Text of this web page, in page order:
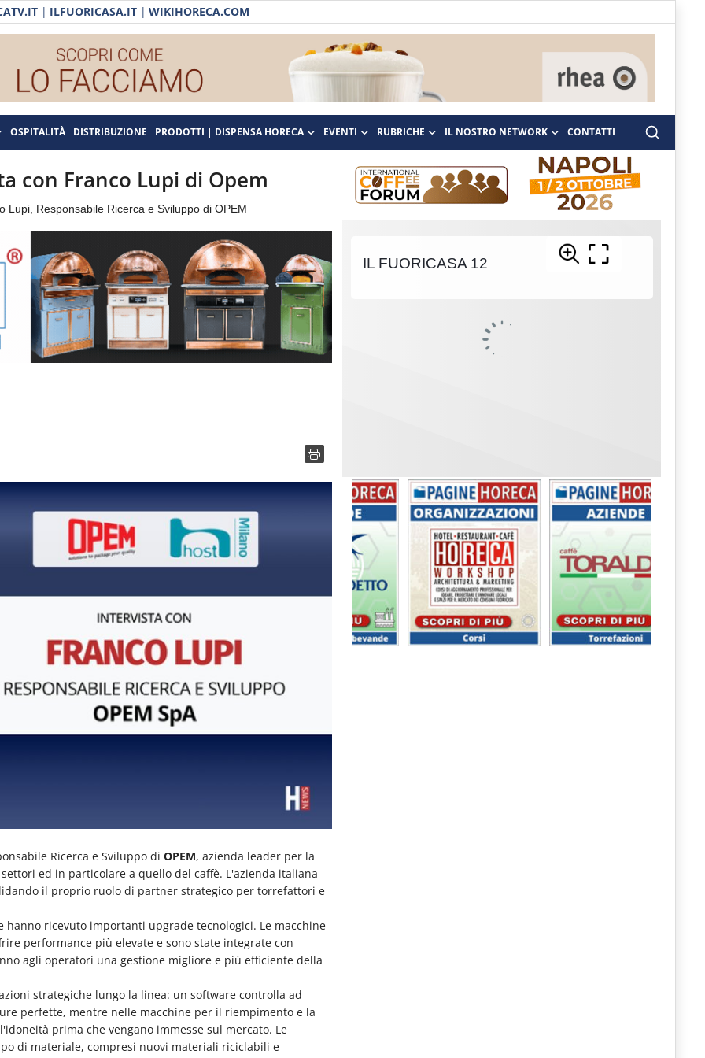
| ILFUORICASA.IT | WIKIHORECA.COM
OSPITALITÀ DISTRIBUZIONE PRODOTTI | DISPENSA HORECA EVENTI RUBRICHE IL NOSTRO NETWORK CONTATTI
con Franco Lupi di Opem
Responsabile Ricerca e Sviluppo di OPEM
Ricerca e Sviluppo di OPEM, azienda leader per la
ed in particolare a quello del caffè. L'azienda italiana
il proprio ruolo di partner strategico per torrefattori e
ricevuto importanti upgrade tecnologici. Le macchine
performance più elevate e sono state integrate con
agli operatori una gestione migliore e più efficiente della
strategiche lungo la linea: un software controlla ad
perfette, mentre nelle macchine per il riempimento e la
prima che vengano immesse sul mercato. Le
di materiale, compresi nuovi materiali riciclabili e